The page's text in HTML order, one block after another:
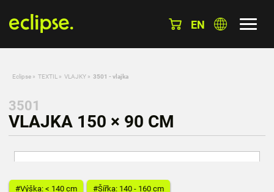
EN
Eclipse » TEXTIL » VLAJKY » 3501 - vlajka
3501
VLAJKA 150 × 90 CM
#Výška: < 140 cm #Šířka: 140 - 160 cm